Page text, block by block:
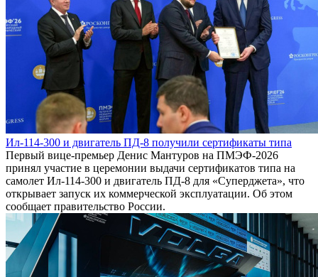
Ил-114-300 и двигатель ПД-8 получили сертификаты типа
Первый вице-премьер Денис Мантуров на ПМЭФ-2026
принял участие в церемонии выдачи сертификатов типа на
самолет Ил-114-300 и двигатель ПД-8 для «Суперджета», что
открывает запуск их коммерческой эксплуатации. Об этом
сообщает правительство России.